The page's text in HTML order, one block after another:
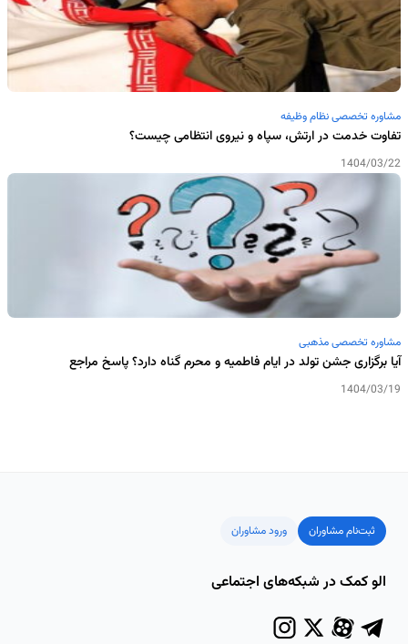
مشاوره تخصصی نظام وظیفه
تفاوت خدمت در ارتش، سپاه و نیروی انتظامی چیست؟
1404/03/22
مشاوره تخصصی مذهبی
آیا برگزاری جشن تولد در ایام فاطمیه و محرم گناه دارد؟ پاسخ مراجع
1404/03/19
ثبت‌نام مشاوران ورود مشاوران
الو کمک در شبکه‌های اجتماعی